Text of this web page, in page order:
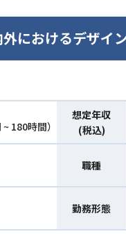
におけるデザイ
~ 180時間）
想定年収
(税込)
職種
勤務形態